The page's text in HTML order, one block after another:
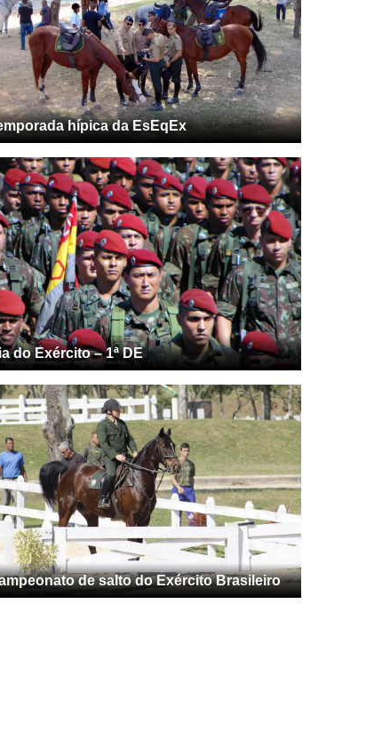
hípica da EsEqEx
do Exército – 1ª DE
de salto do Exército Brasileiro